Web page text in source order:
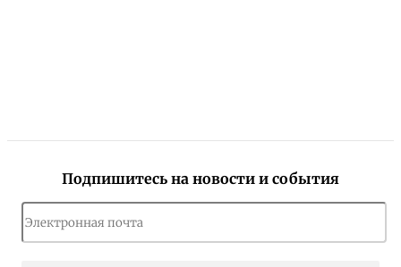
Подпишитесь на новости и события